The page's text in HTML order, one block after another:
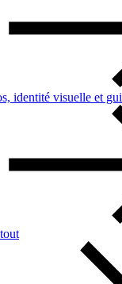
identité visuelle et